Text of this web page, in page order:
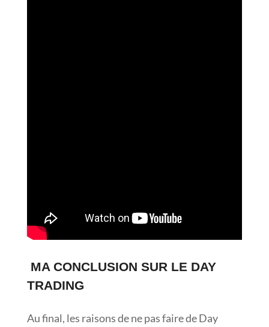
MA CONCLUSION SUR LE DAY
TRADING
Au final, les raisons de ne pas faire de Day